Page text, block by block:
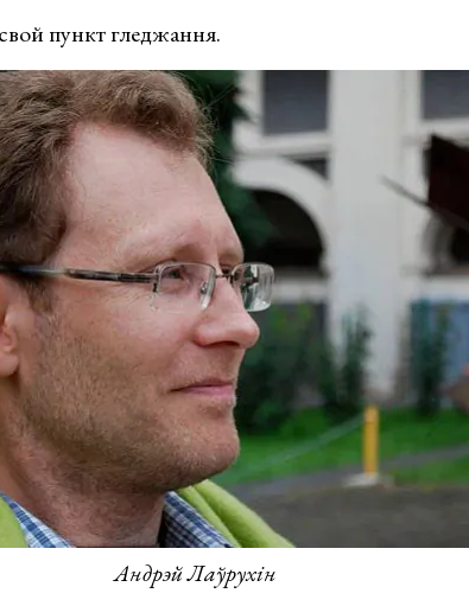
пункт гледжання.
Андрэй Лаўрухін